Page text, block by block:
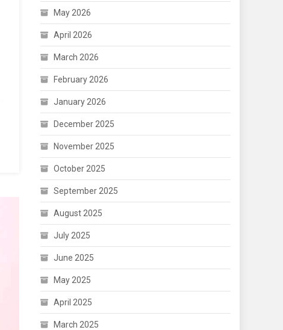
May 2026
April 2026
March 2026
February 2026
January 2026
December 2025
November 2025
October 2025
September 2025
August 2025
July 2025
June 2025
May 2025
April 2025
March 2025